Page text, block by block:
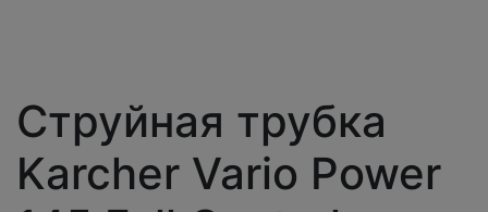
Струйная трубка
Karcher Vario Power